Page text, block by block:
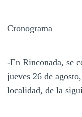
Cronograma
-En Rinconada, se
jueves 26 de
localidad, de la